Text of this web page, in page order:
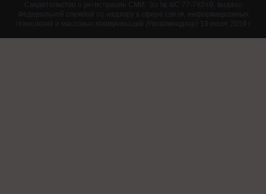
Свидетельство о регистрации СМИ: Эл № ФС 77-76240, выдано
Федеральной службой по надзору в сфере связи, информационных
технологий и массовых коммуникаций (Роскомнадзор) 19 июля 2019 г.